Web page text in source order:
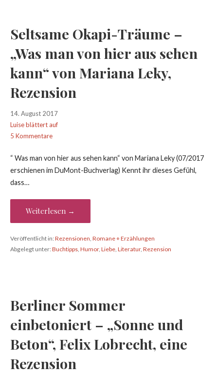
Seltsame Okapi-Träume –
„Was man von hier aus sehen
kann“ von Mariana Leky,
Rezension
14. August 2017
Luise blättert auf
5 Kommentare
“ Was man von hier aus sehen kann“ von Mariana Leky (07/2017
erschienen im DuMont-Buchverlag) Kennt ihr dieses Gefühl,
dass…
Weiterlesen →
Veröffentlicht in:Rezensionen, Romane + Erzählungen
Abgelegt unter:Buchtipps, Humor, Liebe, Literatur, Rezension
Berliner Sommer
einbetoniert – „Sonne und
Beton“, Felix Lobrecht, eine
Rezension